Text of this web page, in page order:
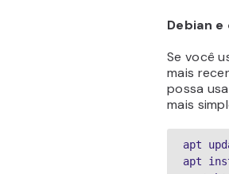
Debian
Se você
mais
possa
mais
apt
apt